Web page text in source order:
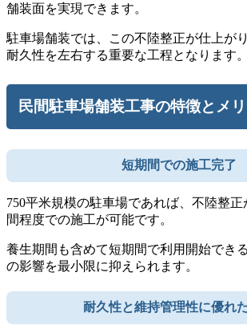
舗装面を実現できます。
駐車場舗装では、この不陸整正が仕上が
耐久性を左右する重要な工程となります。
民間駐車場舗装工事の特徴とメ
短期間での施工完了
750平米規模の駐車場であれば、不陸整正
間程度での施工が可能です。
養生期間も含めて短期間で利用開始でき
の影響を最小限に抑えられます。
耐久性と維持管理性に優れ